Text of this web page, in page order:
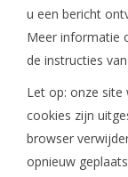
u een bericht
Meer informatie
de instructies
Let op: onze
cookies zijn
browser
opnieuw